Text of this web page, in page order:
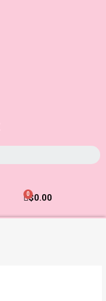
$0.00
0